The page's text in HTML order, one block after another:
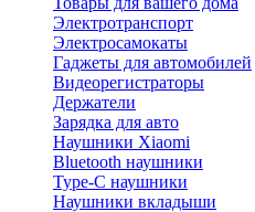
Электротранспорт
Электросамокаты
Гаджеты для автомобилей
Видеорегистраторы
Держатели
Зарядка для авто
Наушники Xiaomi
Bluetooth наушники
Type-C наушники
Наушники вкладыши